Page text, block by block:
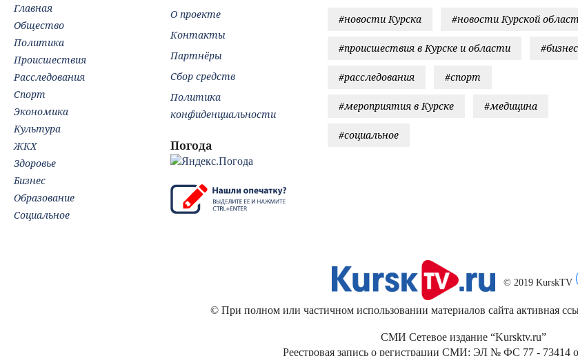
#новости Курска #новости Курской
#происшествия в Курске и области #бизнес
#расследования #спорт
#мероприятия в Курске #медицина
#социальное
Главная
Общество
Политика
Происшествия
Расследования
Спорт
Экономика
Культура
ЖКХ
Здоровье
Бизнес
Образование
Социальное
О проекте
Контакты
Партнёры
Сбор средств
Политика
конфиденциальности
Погода
© 2019 KurskTV
© При полном или частичном использовании материалов сайта активная
СМИ Сетевое издание “Kursktv.ru”
Реестровая запись о регистрации СМИ: ЭЛ № ФС 77 - 73414